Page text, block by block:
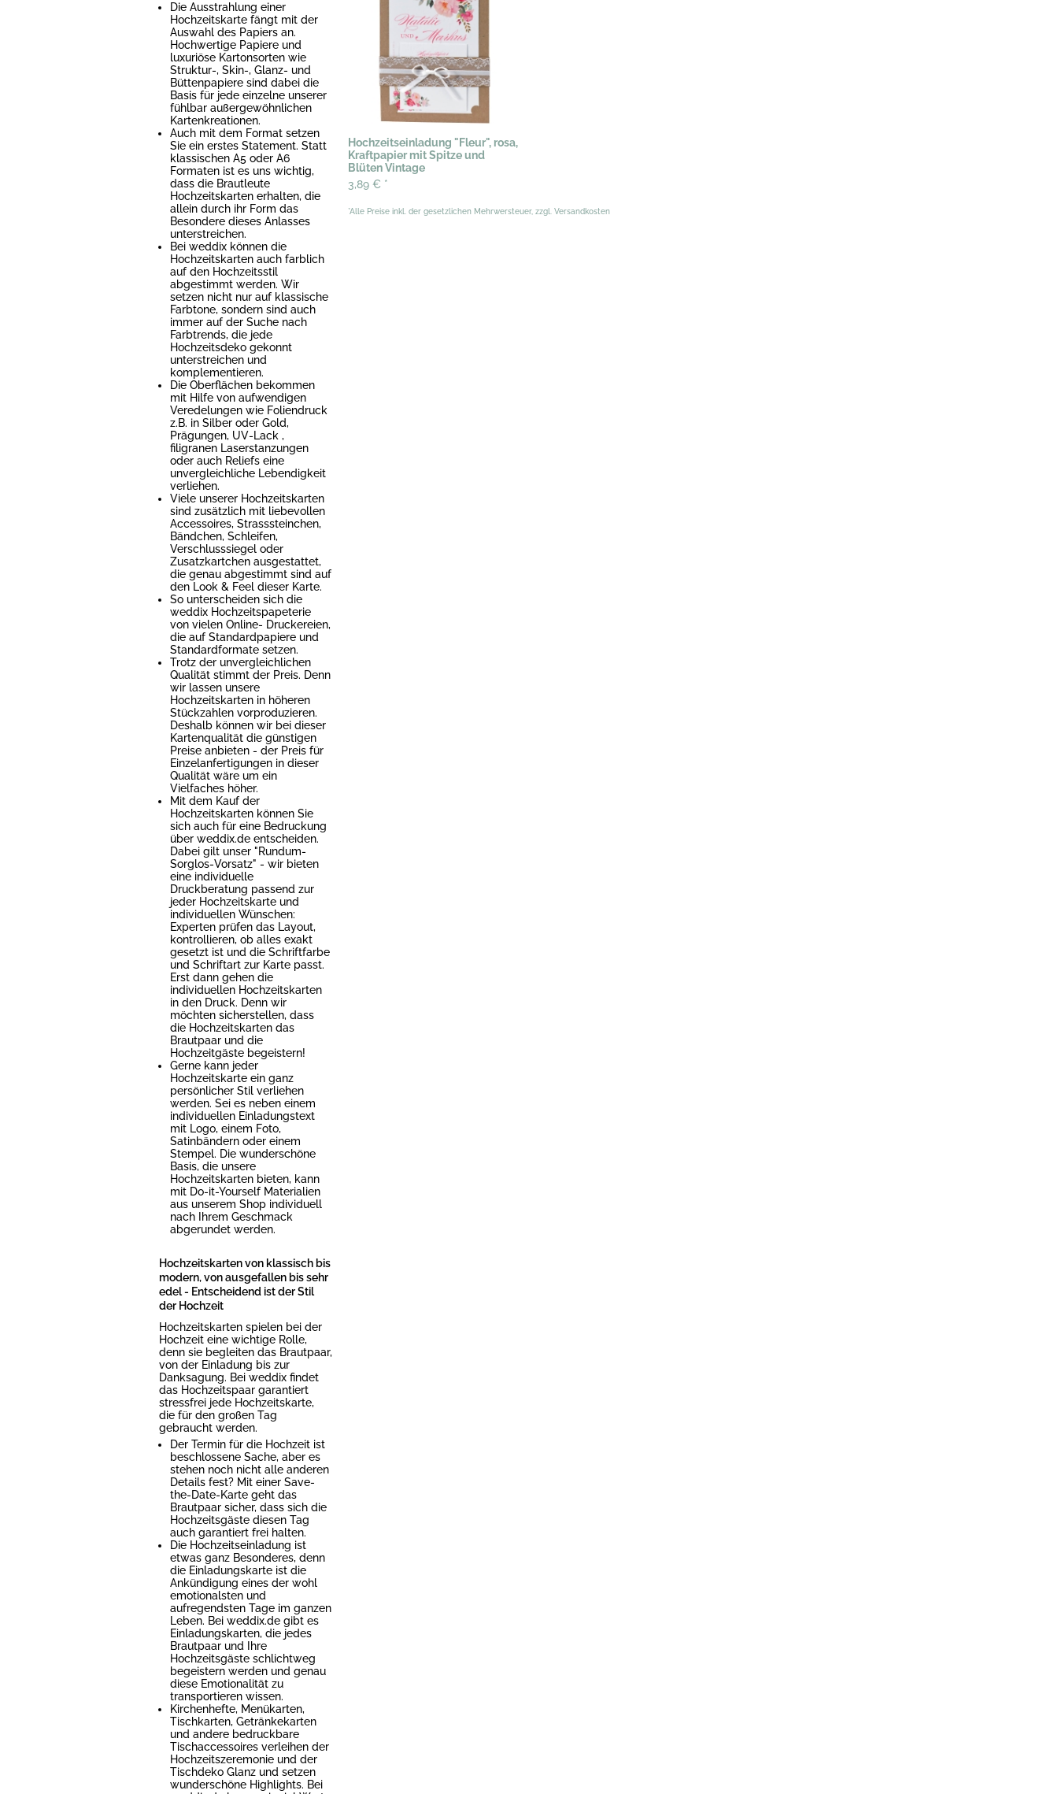
Die Ausstrahlung einer
Hochzeitskarte fängt mit der
Auswahl des Papiers an.
Hochwertige Papiere und
luxuriöse Kartonsorten wie
Struktur-, Skin-, Glanz- und
Büttenpapiere sind dabei die
Basis für jede einzelne unserer
fühlbar außergewöhnlichen
Kartenkreationen.
Auch mit dem Format setzen
Sie ein erstes Statement. Statt
klassischen A5 oder A6
Formaten ist es uns wichtig,
dass die Brautleute
Hochzeitskarten erhalten, die
allein durch ihr Form das
Besondere dieses Anlasses
unterstreichen.
Bei weddix können die
Hochzeitskarten auch farblich
auf den Hochzeitsstil
abgestimmt werden. Wir
setzen nicht nur auf klassische
Farbtone, sondern sind auch
immer auf der Suche nach
Farbtrends, die jede
Hochzeitsdeko gekonnt
unterstreichen und
komplementieren.
Die Oberflächen bekommen
mit Hilfe von aufwendigen
Veredelungen wie Foliendruck
z.B. in Silber oder Gold,
Prägungen, UV-Lack ,
filigranen Laserstanzungen
oder auch Reliefs eine
unvergleichliche Lebendigkeit
verliehen.
Viele unserer Hochzeitskarten
sind zusätzlich mit liebevollen
Accessoires, Strasssteinchen,
Bändchen, Schleifen,
Verschlusssiegel oder
Zusatzkartchen ausgestattet,
die genau abgestimmt sind auf
den Look & Feel dieser Karte.
So unterscheiden sich die
weddix Hochzeitspapeterie
von vielen Online- Druckereien,
die auf Standardpapiere und
Standardformate setzen.
Trotz der unvergleichlichen
Qualität stimmt der Preis. Denn
wir lassen unsere
Hochzeitskarten in höheren
Stückzahlen vorproduzieren.
Deshalb können wir bei dieser
Kartenqualität die günstigen
Preise anbieten - der Preis für
Einzelanfertigungen in dieser
Qualität wäre um ein
Vielfaches höher.
Mit dem Kauf der
Hochzeitskarten können Sie
sich auch für eine Bedruckung
über weddix.de entscheiden.
Dabei gilt unser "Rundum-
Sorglos-Vorsatz" - wir bieten
eine individuelle
Druckberatung passend zur
jeder Hochzeitskarte und
individuellen Wünschen:
Experten prüfen das Layout,
kontrollieren, ob alles exakt
gesetzt ist und die Schriftfarbe
und Schriftart zur Karte passt.
Erst dann gehen die
individuellen Hochzeitskarten
in den Druck. Denn wir
möchten sicherstellen, dass
die Hochzeitskarten das
Brautpaar und die
Hochzeitgäste begeistern!
Gerne kann jeder
Hochzeitskarte ein ganz
persönlicher Stil verliehen
werden. Sei es neben einem
individuellen Einladungstext
mit Logo, einem Foto,
Satinbändern oder einem
Stempel. Die wunderschöne
Basis, die unsere
Hochzeitskarten bieten, kann
mit Do-it-Yourself Materialien
aus unserem Shop individuell
nach Ihrem Geschmack
abgerundet werden.
Hochzeitskarten von klassisch bis
modern, von ausgefallen bis sehr
edel - Entscheidend ist der Stil
der Hochzeit
Hochzeitskarten spielen bei der
Hochzeit eine wichtige Rolle,
denn sie begleiten das Brautpaar,
von der Einladung bis zur
Danksagung. Bei weddix findet
das Hochzeitspaar garantiert
stressfrei jede Hochzeitskarte,
die für den großen Tag
gebraucht werden.
Der Termin für die Hochzeit ist
beschlossene Sache, aber es
stehen noch nicht alle anderen
Details fest? Mit einer Save-
the-Date-Karte geht das
Brautpaar sicher, dass sich die
Hochzeitsgäste diesen Tag
auch garantiert frei halten.
Die Hochzeitseinladung ist
etwas ganz Besonderes, denn
die Einladungskarte ist die
Ankündigung eines der wohl
emotionalsten und
aufregendsten Tage im ganzen
Leben. Bei weddix.de gibt es
Einladungskarten, die jedes
Brautpaar und Ihre
Hochzeitsgäste schlichtweg
begeistern werden und genau
diese Emotionalität zu
transportieren wissen.
Kirchenhefte, Menükarten,
Tischkarten, Getränkekarten
und andere bedruckbare
Tischaccessoires verleihen der
Hochzeitszeremonie und der
Tischdeko Glanz und setzen
wunderschöne Highlights. Bei
Hochzeitseinladung "Fleur", rosa,
Kraftpapier mit Spitze und
Blüten Vintage
3,89 € *
*Alle Preise inkl. der gesetzlichen Mehrwersteuer, zzgl. Versandkosten